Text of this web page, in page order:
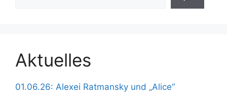
Aktuelles
01.06.26: Alexei Ratmansky und „Alice“